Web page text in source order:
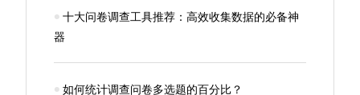
十大问卷调查工具推荐：高效收集数据的必备神
器
如何统计调查问卷多选题的百分比？